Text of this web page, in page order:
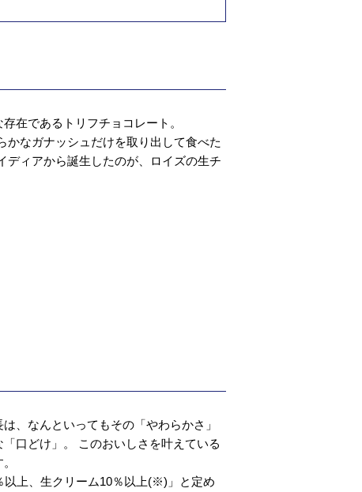
存在であるトリフチョコレート。
かなガナッシュだけを取り出して食べた
ディアから誕生したのが、ロイズの生チ
、なんといってもその「やわらかさ」
口どけ」。 このおいしさを叶えている
以上、生クリーム10％以上(※)」と定め